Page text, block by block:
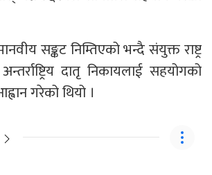
सङ्कट निम्तिएको भन्दै संयुक्त राष्ट्र
दातृ निकायलाई सहयोगको
गरेको थियो ।